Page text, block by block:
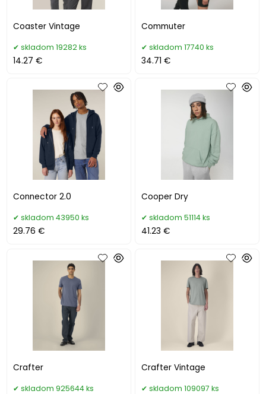
Coaster Vintage
skladom 19282 ks
14.27 €
Commuter
skladom 17740 ks
34.71 €
Connector 2.0
skladom 43950 ks
29.76 €
Cooper Dry
skladom 51114 ks
41.23 €
Crafter
skladom 925644 ks
Crafter Vintage
skladom 109097 ks